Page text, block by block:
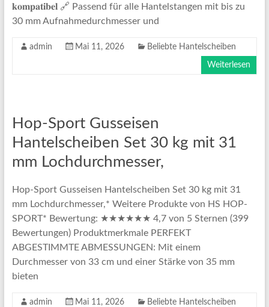
𝐤𝐨𝐦𝐩𝐚𝐭𝐢𝐛𝐞𝐥 🔗 Passend für alle Hantelstangen mit bis zu
30 mm Aufnahmedurchmesser und
admin Mai 11, 2026 Beliebte Hantelscheiben
Weiterlesen
Hop-Sport Gusseisen
Hantelscheiben Set 30 kg mit 31
mm Lochdurchmesser,
Hop-Sport Gusseisen Hantelscheiben Set 30 kg mit 31
mm Lochdurchmesser,* Weitere Produkte von HS HOP-
SPORT* Bewertung: ★★★★★★ 4,7 von 5 Sternen (399
Bewertungen) Produktmerkmale PERFEKT
ABGESTIMMTE ABMESSUNGEN: Mit einem
Durchmesser von 33 cm und einer Stärke von 35 mm
bieten
admin Mai 11, 2026 Beliebte Hantelscheiben